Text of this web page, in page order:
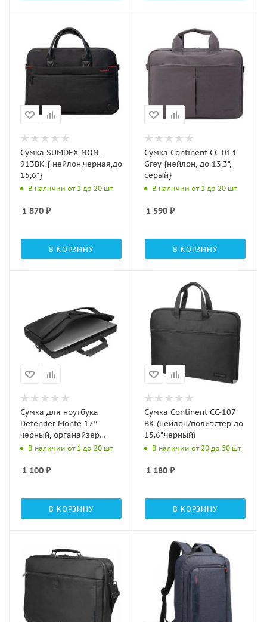
Сумка SUMDEX NON-
913BK { нейлон,черная,до
15,6"}
В наличии от 1 до 20 шт.
1 870 ₽
В КОРЗИНУ
Сумка Continent CC-014
Grey {нейлон, до 13,3",
серый}
В наличии от 1 до 20 шт.
1 590 ₽
В КОРЗИНУ
Сумка для ноутбука
Defender Monte 17''
черный, органайзер
(26065)
В наличии от 1 до 20 шт.
1 100 ₽
В КОРЗИНУ
Сумка Continent CC-107
BK (нейлон/полиэстер до
15.6",черный)
В наличии от 20 до 50 шт.
1 180 ₽
В КОРЗИНУ